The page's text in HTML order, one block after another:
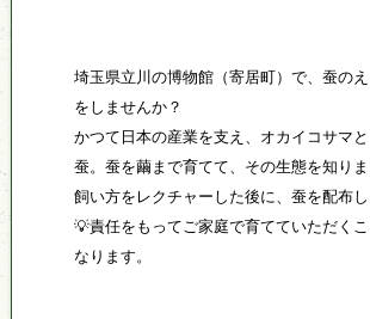
埼玉県立川の博物館（寄居町）で、蚕の
をしませんか？
かつて日本の産業を支え、オカイコサマ
蚕。蚕を繭まで育てて、その生態を知り
飼い方をレクチャーした後に、蚕を配布し
💡責任をもってご家庭で育てていただく
なります。